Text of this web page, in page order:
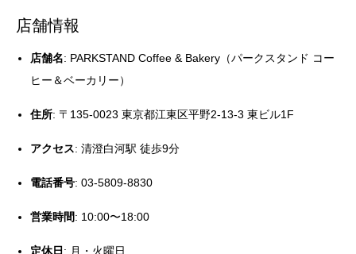
店舗情報
店舗名: PARKSTAND Coffee & Bakery（パークスタンド コー
ヒー＆ベーカリー）
住所: 〒135-0023 東京都江東区平野2-13-3 東ビル1F
アクセス: 清澄白河駅 徒歩9分
電話番号: 03-5809-8830
営業時間: 10:00〜18:00
定休日 : 月・火曜日